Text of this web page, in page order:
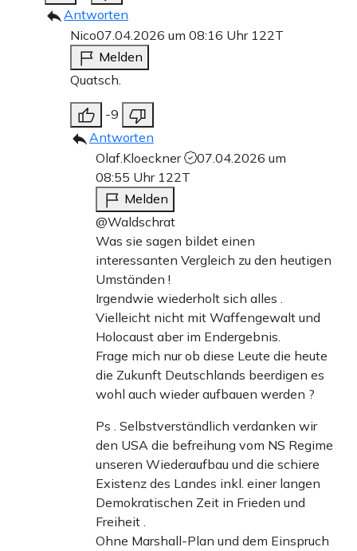
Antworten
Nico07.04.2026 um 08:16 Uhr 122T
Melden
Quatsch.
-9
Antworten
Olaf.Kloeckner
07.04.2026 um
08:55 Uhr 122T
Melden
@Waldschrat
Was sie sagen bildet einen
interessanten Vergleich zu den heutigen
Umständen !
Irgendwie wiederholt sich alles .
Vielleicht nicht mit Waffengewalt und
Holocaust aber im Endergebnis.
Frage mich nur ob diese Leute die heute
die Zukunft Deutschlands beerdigen es
wohl auch wieder aufbauen werden ?
Ps . Selbstverständlich verdanken wir
den USA die befreihung vom NS Regime
unseren Wiederaufbau und die schiere
Existenz des Landes inkl. einer langen
Demokratischen Zeit in Frieden und
Freiheit .
Ohne Marshall-Plan und dem Einspruch